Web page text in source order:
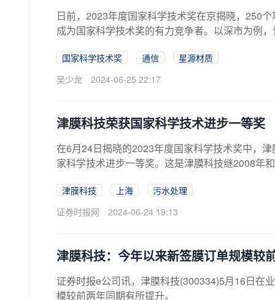
日前，2023年度国家科学技术奖在京揭晓，250
成为国家科学技术奖的有力竞争者。以深市为例
国家科学技术奖 通信
星源材质
吴少龙
2024-06-25 22:17
津膜科技荣获国家科学技术进步一等奖
在6月24日揭晓的2023年度国家科学技术奖中，
家科学技术进步一等奖。这是津膜科技继2008年
津膜科技 上海
污水处理
证券时报网
2024-06-24 19:13
津膜科技：今年以来新签膜订单规模较
证券时报e公司讯，津膜科技(300334)5月16日在
模较前两年同期有所提升。